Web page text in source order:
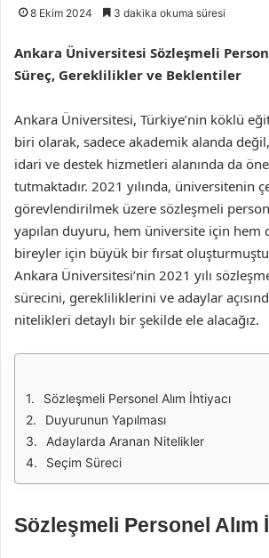
8 Ekim 2024 3 dakika okuma süresi
Ankara Üniversitesi Sözleşmeli
Süreç, Gereklilikler ve Beklentiler
Ankara Üniversitesi, Türkiye’nin köklü
biri olarak, sadece akademik alanda
idari ve destek hizmetleri alanında da
tutmaktadır. 2021 yılında, üniversitenin
görevlendirilmek üzere sözleşmeli
yapılan duyuru, hem üniversite için hem
bireyler için büyük bir fırsat
Ankara Üniversitesi’nin 2021 yılı
sürecini, gerekliliklerini ve adaylar
nitelikleri detaylı bir şekilde ele alacağız.
Sözleşmeli Personel Alım İhtiyacı
Duyurunun Yapılması
Adaylarda Aranan Nitelikler
Seçim Süreci
Sözleşmeli Personel Alım